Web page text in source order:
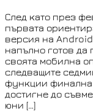
След като през
първата
версия на Android
напълно готов да
своята мобилна
следващите
функции финална
достигне до
юни […]